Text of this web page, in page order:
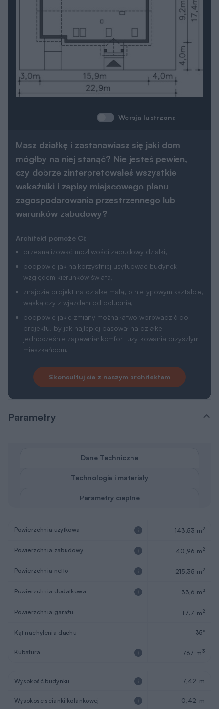
Wersja lustrzana
Masz działkę i zastanawiasz się jaki dom
mógłby na niej stanąć? Nie jesteś pewien,
czy dobrze zinterpretowałeś wszystkie
wskaźniki i zapisy miejscowego planu
zagospodarowania przestrzennego lub
warunków zabudowy?
Architekt pomoże Ci:
przeanalizować możliwości zabudowy działki,
podpowie jak najkorzystniej usytuować budynek
względem kierunków świata,
znajdzie projekt na działkę małą, o nietypowym kształcie,
wąską czy z wjazdem od południa,
podpowie jakie zmiany można łatwo wprowadzić do
projektu, by jak najlepiej pasował na działkę i
jednocześnie zapewniał komfort użytkowania przyszłym
mieszkańcom.
Skonsultuj sie z naszym architektem
Parametry
Dane Techniczne
Technologia i materiały
Parametry cieplne
Powierzchnia użytkowa 143,53 m2
Powierzchnia zabudowy 140,96 m2
Powierzchnia netto 215,35 m2
Powierzchnia dodatkowa 33,6 m2
Powierzchnia garażu 17,7 m2
Kąt nachylenia dachu 35°
Kubatura 767 m3
Wysokość budynku 7,42 m
Wysokość ścianki kolankowej 0,42 m